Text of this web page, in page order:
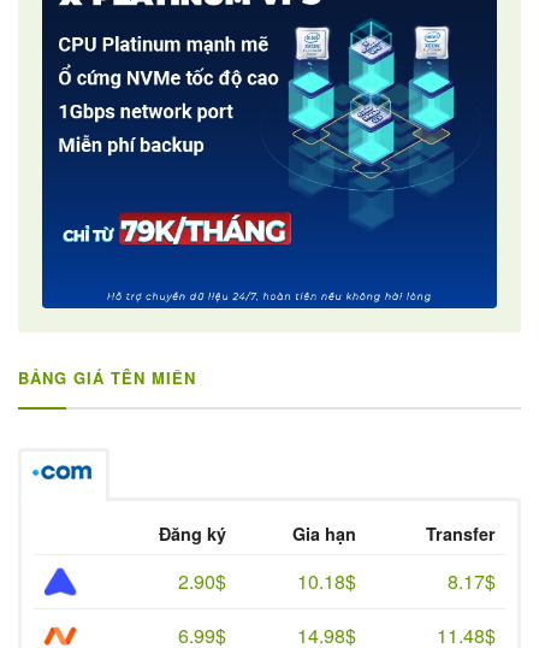
BẢNG GIÁ TÊN MIỀN
Đăng ký Gia hạn Transfer
2.90$ 10.18$
8.17$
6.99$
14.98$
11.48$